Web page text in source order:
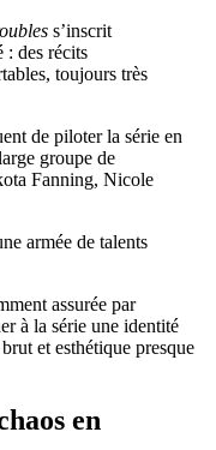
s’inscrit
: des récits
toujours très
de piloter la série en
groupe de
Fanning, Nicole
armée de talents
assurée par
à la série une identité
et esthétique presque
en